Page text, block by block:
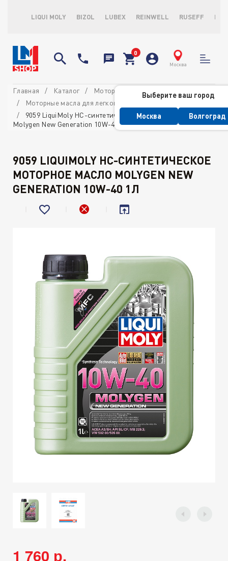
LIQUI MOLY BIZOL LUBEX REINWELL RUSEFF
Москва
Выберите ваш город
Москва Волгоград
Главная Каталог
Моторные масла
Моторные масла для легковых автомобилей
9059 LiquiMoly НС-синтетическое моторное масло
Molygen New Generation 10W-40 1л
9059 LIQUIMOLY НС-СИНТЕТИЧЕСКОЕ
МОТОРНОЕ МАСЛО MOLYGEN NEW
GENERATION 10W-40 1Л
1 760 р.